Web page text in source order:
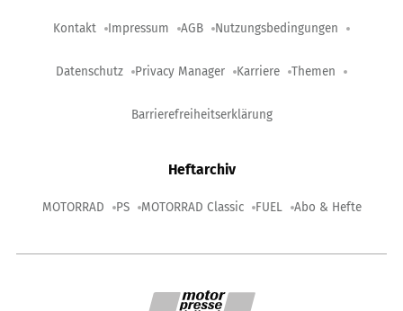
Kontakt Impressum AGB Nutzungsbedingungen
Datenschutz Privacy Manager Karriere Themen
Barrierefreiheitserklärung
Heftarchiv
MOTORRAD PS MOTORRAD Classic FUEL Abo & Hefte